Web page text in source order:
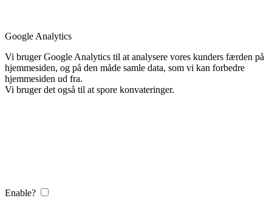
Google Analytics
Vi bruger Google Analytics til at analysere vores kunders færden på
hjemmesiden, og på den måde samle data, som vi kan forbedre
hjemmesiden ud fra.
Vi bruger det også til at spore konvateringer.
Enable?